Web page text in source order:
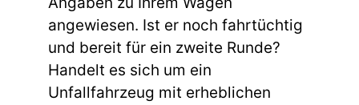
angewiesen. Ist er noch fahrtüchtig
und bereit für ein zweite Runde?
Handelt es sich um ein
Unfallfahrzeug mit erheblichen